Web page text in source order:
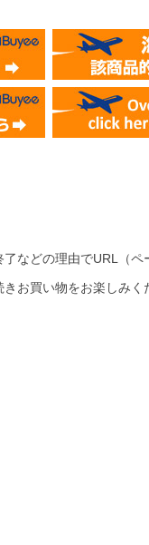
などの理由でURL（ペ
お買い物をお楽しみく